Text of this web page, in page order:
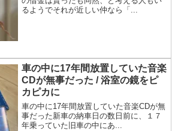
るようでそれが近しい仲なら「...
車の中に17年間放置していた音楽
CDが無事だった / 浴室の鏡をピ
カピカに
車の中に17年間放置していた音楽CDが無
事だった新車の納車日の数日前に、１７
年乗っていた旧車の中にあ...